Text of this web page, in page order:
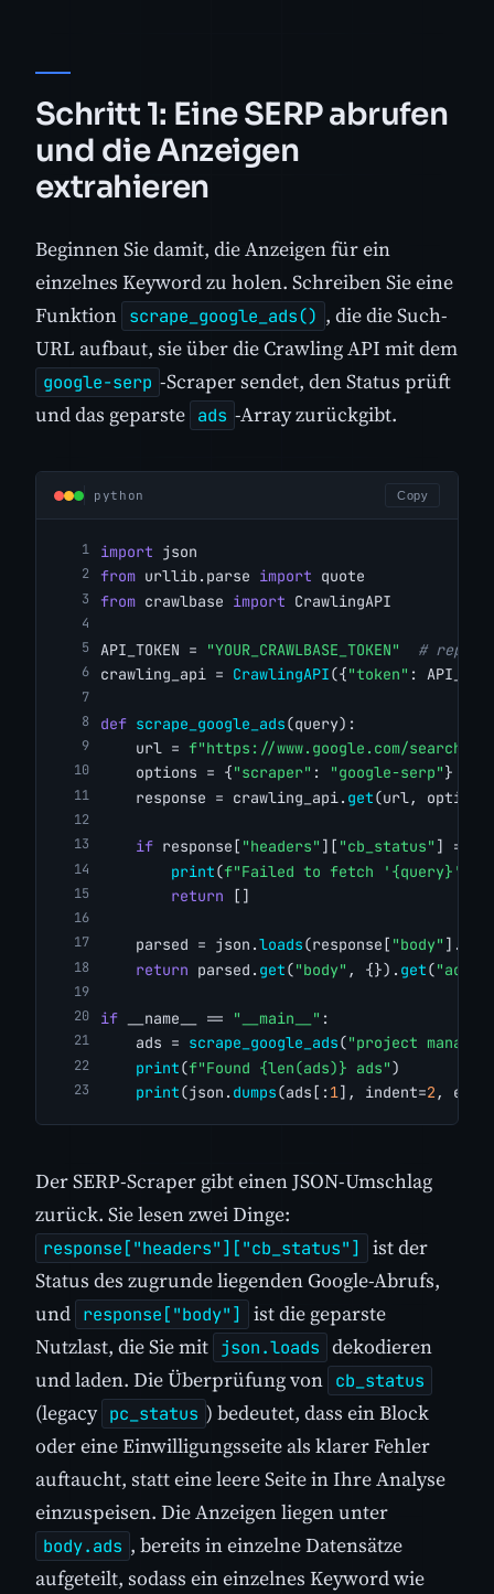
Schritt 1: Eine SERP abrufen
und die Anzeigen
extrahieren
Beginnen Sie damit, die Anzeigen für ein
einzelnes Keyword zu holen. Schreiben Sie eine
Funktion scrape_google_ads() , die die Such-
URL aufbaut, sie über die Crawling API mit dem
google-serp -Scraper sendet, den Status prüft
und das geparste ads -Array zurückgibt.
python Copy
import json
from urllib.parse import quote
from crawlbase import CrawlingAPI
API_TOKEN = "YOUR_CRAWLBASE_TOKEN"
#
crawling_api = CrawlingAPI({"token" :
def scrape_google_ads(query):
    url =
f"https://www.google.com/
    options = {
"scraper" : "google-serp"}
    response = crawling_api.
get(url,
if response[ "headers" ][ "cb_status" ] !=
print(f"Failed to fetch '{query}'"
return []
    parsed = json.
loads(response[ "body" ].
return parsed. get("body" , {}). get("ads"
if __name__ == "__main__" :
    ads =
scrape_google_ads("project
print(f"Found {len(ads)} ads")
print(json. dumps(ads[:1], indent=2 ,
Der SERP-Scraper gibt einen JSON-Umschlag
zurück. Sie lesen zwei Dinge:
response["headers"]["cb_status"]
ist der
Status des zugrunde liegenden Google-Abrufs,
und response["body"]
ist die geparste
Nutzlast, die Sie mit json.loads dekodieren
und laden. Die Überprüfung von cb_status
(legacy pc_status ) bedeutet, dass ein Block
oder eine Einwilligungsseite als klarer Fehler
auftaucht, statt eine leere Seite in Ihre Analyse
einzuspeisen. Die Anzeigen liegen unter
body.ads , bereits in einzelne Datensätze
aufgeteilt, sodass ein einzelnes Keyword wie